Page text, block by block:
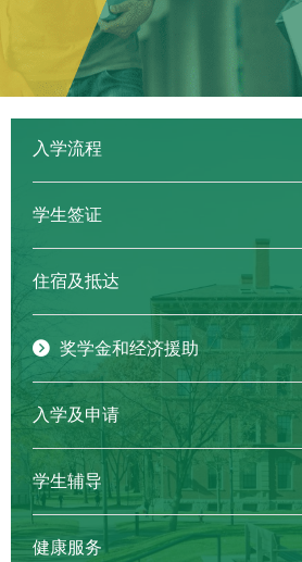
入学流程
学生签证
住宿及抵达
奖学金和经济援助
入学及申请
学生辅导
健康服务